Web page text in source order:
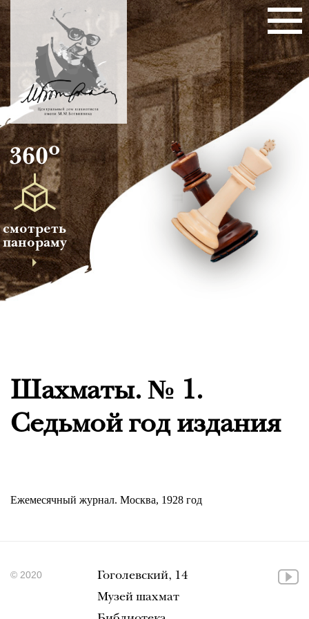
360о
смотреть
панораму
Шахматы. № 1.
Седьмой год издания
Ежемесячный журнал. Москва, 1928 год
© 2020
Гоголевский, 14
Музей шахмат